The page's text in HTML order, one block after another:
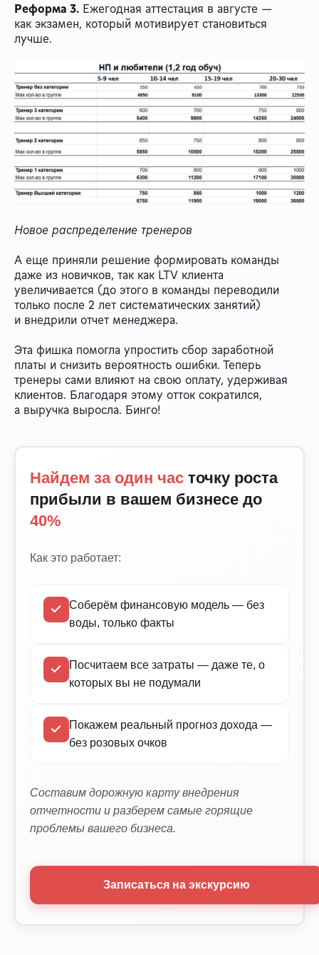
Реформа 3. Ежегодная аттестация в августе —
как экзамен, который мотивирует становиться
лучше.
Новое распределение тренеров
А еще приняли решение формировать команды
даже из новичков, так как LTV клиента
увеличивается (до этого в команды переводили
только после 2 лет систематических занятий)
и внедрили отчет менеджера.
Эта фишка помогла упростить сбор заработной
платы и снизить вероятность ошибки. Теперь
тренеры сами влияют на свою оплату, удерживая
клиентов. Благодаря этому отток сократился,
а выручка выросла. Бинго!
Найдем за один час точку роста
прибыли в вашем бизнесе до
40%
Как это работает:
Соберём финансовую модель — без
воды, только факты
Посчитаем все затраты — даже те, о
которых вы не подумали
Покажем реальный прогноз дохода —
без розовых очков
Составим дорожную карту внедрения
отчетности и разберем самые горящие
проблемы вашего бизнеса.
Записаться на экскурсию